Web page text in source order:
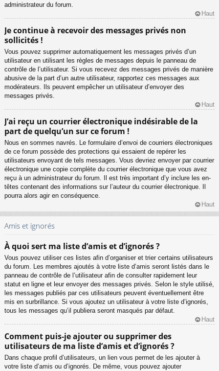
administrateur du forum.
Haut
Je continue à recevoir des messages privés non
sollicités !
Vous pouvez supprimer automatiquement les messages privés d’un
utilisateur en utilisant les règles de messages depuis le panneau de
contrôle de l’utilisateur. Si vous recevez des messages privés de manière
abusive de la part d’un autre utilisateur, rapportez ces messages aux
modérateurs. Ils peuvent empêcher un utilisateur d’envoyer des
messages privés.
Haut
J’ai reçu un courrier électronique indésirable de la
part de quelqu’un sur ce forum !
Nous en sommes navrés. Le formulaire d’envoi de courriers électroniques
de ce forum possède des protections qui essaient de repérer les
utilisateurs envoyant de tels messages. Vous devriez envoyer par courrier
électronique une copie complète du courrier électronique que vous avez
reçu à un administrateur du forum. Il est très important d’y inclure les en-
têtes contenant des informations sur l’auteur du courrier électronique. Il
pourra alors agir en conséquence.
Haut
Amis et ignorés
À quoi sert ma liste d’amis et d’ignorés ?
Vous pouvez utiliser ces listes afin d’organiser et trier certains utilisateurs
du forum. Les membres ajoutés à votre liste d’amis seront listés dans le
panneau de contrôle de l’utilisateur afin de consulter rapidement leur
statut en ligne et leur envoyer des messages privés. Selon le style utilisé,
les messages publiés par ces utilisateurs peuvent éventuellement être
mis en surbrillance. Si vous ajoutez un utilisateur à votre liste d’ignorés,
tous les messages qu’il publiera seront masqués par défaut.
Haut
Comment puis-je ajouter ou supprimer des
utilisateurs de ma liste d’amis et d’ignorés ?
Dans chaque profil d’utilisateurs, un lien vous permet de les ajouter à
votre liste d’amis ou d’ignorés. De même, vous pouvez ajouter